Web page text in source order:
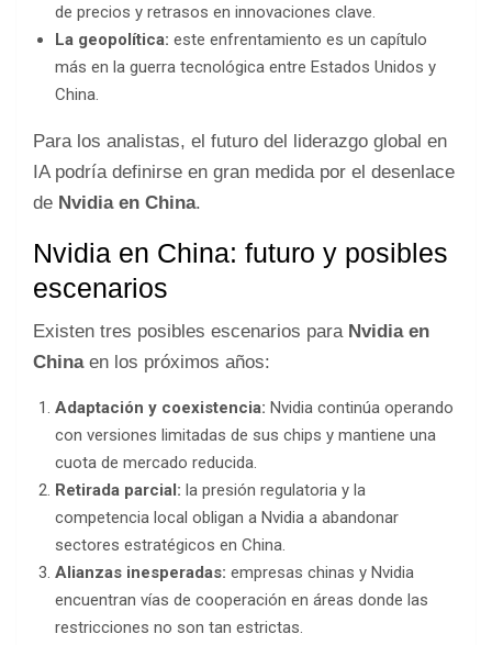
de precios y retrasos en innovaciones clave.
La geopolítica: este enfrentamiento es un capítulo
más en la guerra tecnológica entre Estados Unidos y
China.
Para los analistas, el futuro del liderazgo global en
IA podría definirse en gran medida por el desenlace
de Nvidia en China.
Nvidia en China: futuro y posibles
escenarios
Existen tres posibles escenarios para Nvidia en
Chinaen los próximos años:
Adaptación y coexistencia: Nvidia continúa operando
con versiones limitadas de sus chips y mantiene una
cuota de mercado reducida.
Retirada parcial: la presión regulatoria y la
competencia local obligan a Nvidia a abandonar
sectores estratégicos en China.
Alianzas inesperadas: empresas chinas y Nvidia
encuentran vías de cooperación en áreas donde las
restricciones no son tan estrictas.